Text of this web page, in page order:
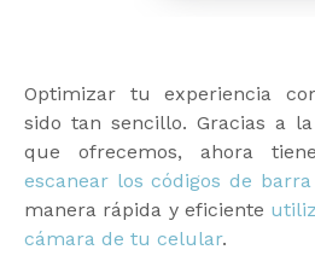
Optimizar tu experiencia
sido tan sencillo. Gracias a
que ofrecemos, ahora
escanear los códigos de
manera rápida y eficiente
cámara de tu celular.